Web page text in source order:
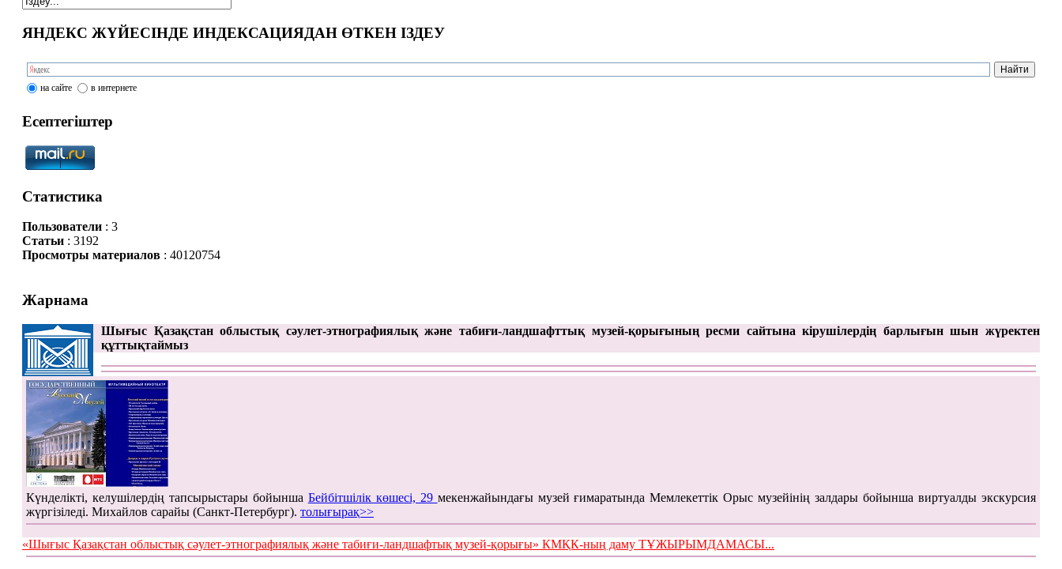
ЯНДЕКС ЖҮЙЕСІНДЕ ИНДЕКСАЦИЯДАН ӨТКЕН ІЗДЕУ
на сайте в интернете
Есептегіштер
Статистика
Пользователи: 3
Статьи: 3192
Просмотры материалов: 40120754
Жарнама
Шығыс Қазақстан облыстық сәулет-этнографиялық және табиғи-ландшафттық музей-қорығының ресми сайтына кірушілердің барлығын шын жүректен
құттықтаймыз
Күнделікті, келушілердің тапсырыстары бойынша Бейбітшілік көшесі, 29 мекенжайындағы музей ғимаратында Мемлекеттік Орыс музейінің залдары бойынша виртуалды экскурсия
жүргізіледі. Михайлов сарайы (Санкт-Петербург). толығырақ>>
«Шығыс Қазақстан облыстық сәулет-этнографиялық және табиғи-ландшафтық музей-қорығы» КМҚК-ның даму ТҰЖЫРЫМДАМАСЫ...